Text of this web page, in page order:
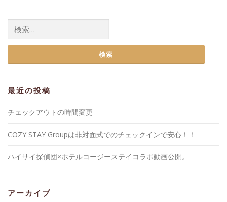
索:
最近の投稿
チェックアウトの時間変更
COZY STAY Groupは非対面式でのチェックインで安心！！
ハイサイ探偵団×ホテルコージーステイコラボ動画公開。
アーカイブ